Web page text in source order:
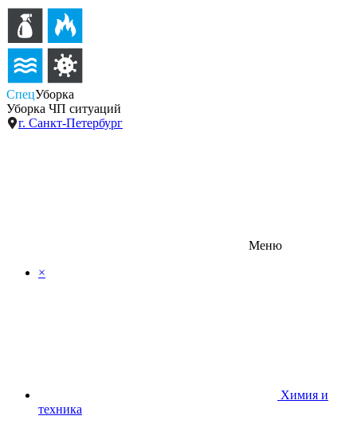
СпецУборка
Уборка ЧП ситуаций
г. Санкт-Петербург
Меню
×
Химия и
техника